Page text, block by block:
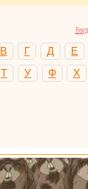
В Г Д Е
Т У Ф Х